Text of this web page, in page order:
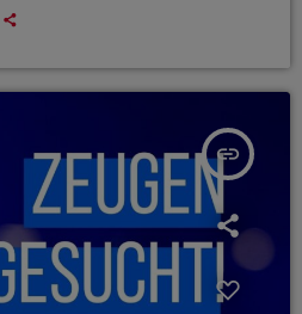
insert_link